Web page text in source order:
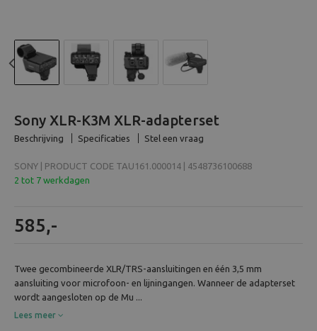
Analoog
Previous
Sony XLR-K3M XLR-adapterset
Beschrijving Specificaties Stel een vraag
SONY | PRODUCT CODE TAU161.000014 | 4548736100688
2 tot 7 werkdagen
585,-
Twee gecombineerde XLR/TRS-aansluitingen en één 3,5 mm
aansluiting voor microfoon- en lijningangen. Wanneer de adapterset
wordt aangesloten op de Mu ...
Lees meer